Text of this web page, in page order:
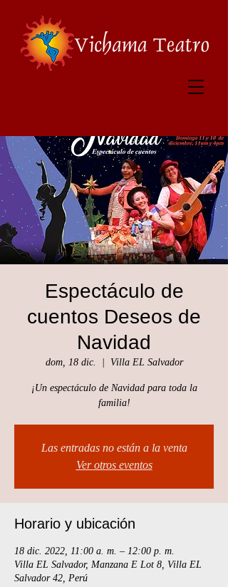
Espectáculo de
cuentos Deseos de
Navidad
dom, 18 dic. Villa EL Salvador
¡Un espectáculo de Navidad para toda la
familia!
Las entradas no están a la venta
Ver otros eventos
Horario y ubicación
18 dic. 2022, 11:00 a. m. – 12:00 p. m.
Villa EL Salvador, Manzana E Lot 8, Villa EL
Salvador 42, Perú